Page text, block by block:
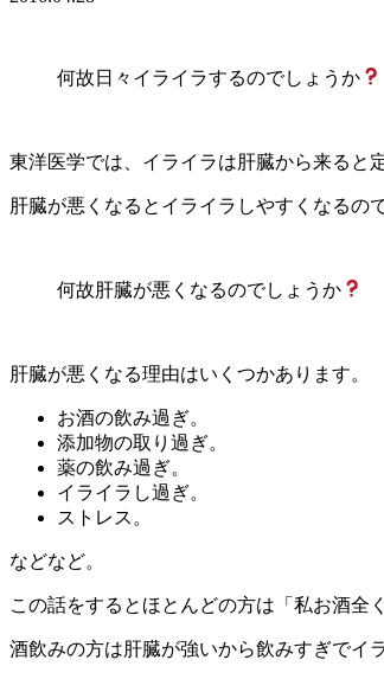
何故日々イライラするのでしょうか
東洋医学では、イライラは肝臓から来ると
肝臓が悪くなるとイライラしやすくなるので
何故肝臓が悪くなるのでしょうか
肝臓が悪くなる理由はいくつかあります。
お酒の飲み過ぎ。
添加物の取り過ぎ。
薬の飲み過ぎ。
イライラし過ぎ。
ストレス。
などなど。
この話をするとほとんどの方は「私お酒全
酒飲みの方は肝臓が強いから飲みすぎでイ